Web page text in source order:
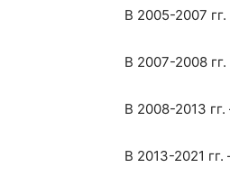
В 2005-2007
В 2007-2008
В 2008-2013
В 2013-2021